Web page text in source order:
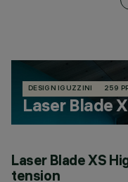
DESIGN IGUZZINI 259
Laser Blade
Laser Blade XS
tension